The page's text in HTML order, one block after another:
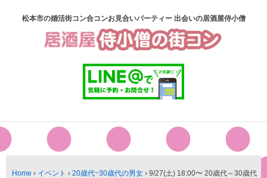
松本市の婚活街コン合コンお見合いパーティー 出会いの居酒屋侍小僧
Home › イベント › 20歳代~30歳代の男女 › 9/27(土) 18:00〜 20歳代～30歳代